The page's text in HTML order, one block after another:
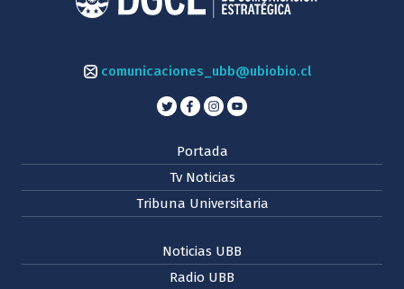
comunicaciones_ubb@ubiobio.cl
Portada
Tv Noticias
Tribuna Universitaria
Noticias UBB
Radio UBB